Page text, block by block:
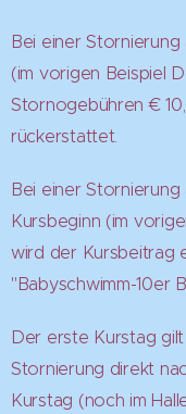
Bei einer
(im vorigen Beispiel
Stornogebühren €
rückerstattet.
Bei einer
Kursbeginn (im
wird der Kursbeitrag
"Babyschwimm-10er
Der erste Kurstag gilt
Stornierung direkt
Kurstag (noch im